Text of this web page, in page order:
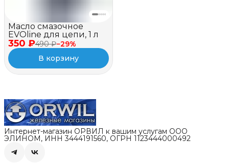
350 ₽490 ₽−29%
Масло смазочное
EVOline для цепи, 1 л
В корзину
Интернет-магазин ОРВИЛ к вашим услугам ООО
ЭЛИНОМ, ИНН 3444191560, ОГРН 1123444000492